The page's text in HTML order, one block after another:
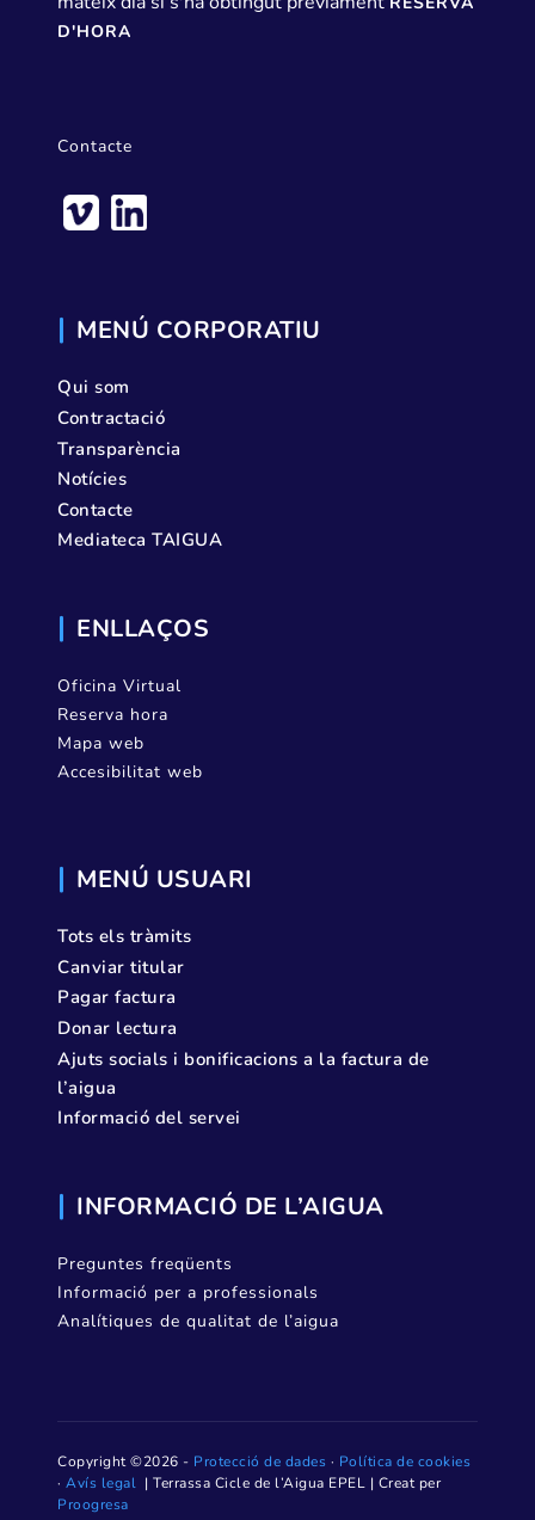
D'HORA
Contacte
MENÚ CORPORATIU
Qui som
Contractació
Transparència
Notícies
Contacte
Mediateca TAIGUA
ENLLAÇOS
Oficina Virtual
Reserva hora
Mapa web
Accesibilitat web
MENÚ USUARI
Tots els tràmits
Canviar titular
Pagar factura
Donar lectura
Ajuts socials i bonificacions a la factura de
l’aigua
Informació del servei
INFORMACIÓ DE L’AIGUA
Preguntes freqüents
Informació per a professionals
Analítiques de qualitat de l’aigua
Copyright ©2026 - Protecció de dades · Política de cookies
· Avís legal | Terrassa Cicle de l’Aigua EPEL | Creat per
Proogresa